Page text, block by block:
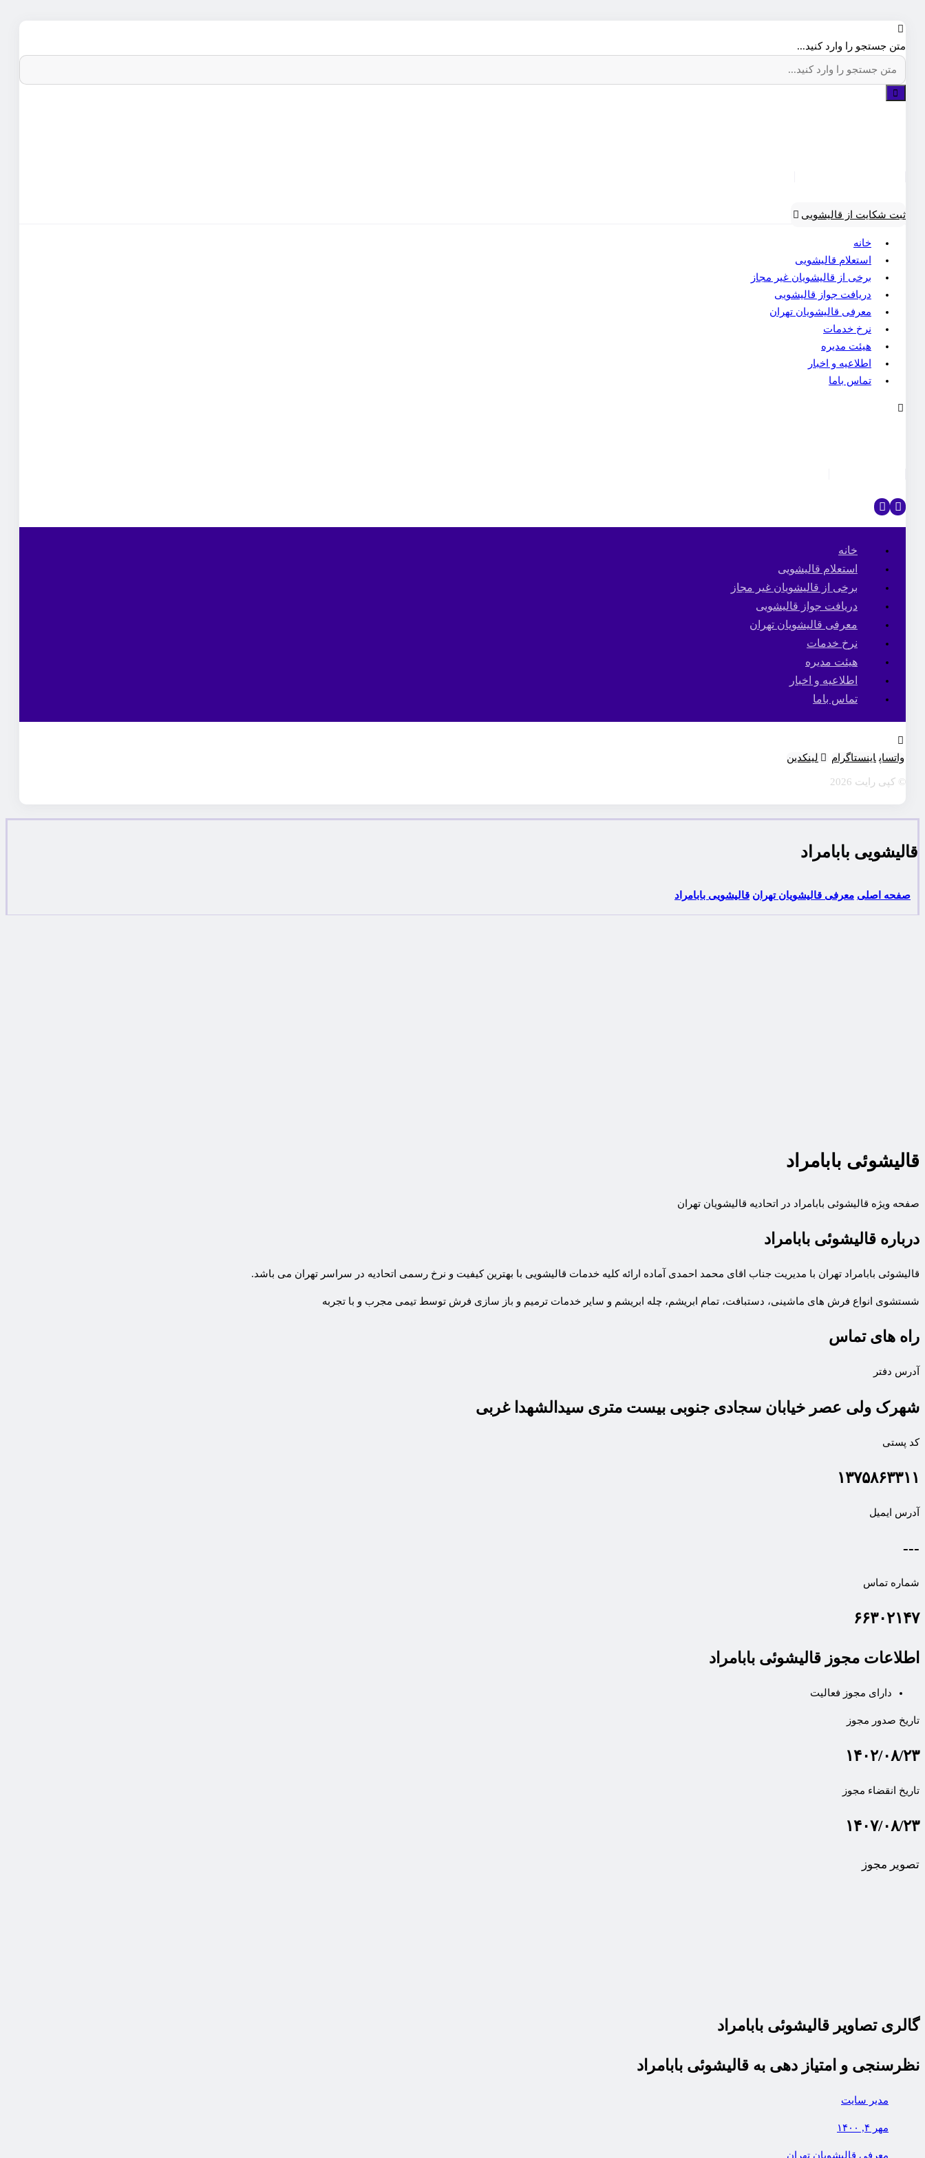
متن جستجو را وارد کنید...
ثبت شکایت از قالیشویی
خانه
استعلام قالیشویی
برخی از قالیشویان غیر مجاز
دریافت جواز قالیشویی
معرفی قالیشویان تهران
نرخ خدمات
هیئت مدیره
اطلاعیه و اخبار
تماس باما
خانه
استعلام قالیشویی
برخی از قالیشویان غیر مجاز
دریافت جواز قالیشویی
معرفی قالیشویان تهران
نرخ خدمات
هیئت مدیره
اطلاعیه و اخبار
تماس باما
واتساپ اینستاگرام لینکدین
© کپی رایت 2026
قالیشویی بابامراد
صفحه اصلی معرفی قالیشویان تهران قالیشویی بابامراد
قالیشوئی بابامراد
صفحه ویژه قالیشوئی بابامراد در اتحادیه قالیشویان تهران
درباره قالیشوئی بابامراد
قالیشوئی بابامراد تهران با مدیریت جناب اقای محمد احمدی آماده ارائه کلیه خدمات قالیشویی با بهترین کیفیت و نرخ رسمی اتحادیه در سراسر تهران می باشد.
شستشوی انواع فرش های ماشینی، دستبافت، تمام ابریشم، چله ابریشم و سایر خدمات ترمیم و باز سازی فرش توسط تیمی مجرب و با تجربه
راه های تماس
آدرس دفتر
شهرک ولی عصر خیابان سجادی جنوبی بیست متری سیدالشهدا غربی
کد پستی
۱۳۷۵۸۶۳۳۱۱
آدرس ایمیل
---
شماره تماس
۶۶۳۰۲۱۴۷
اطلاعات مجوز قالیشوئی بابامراد
دارای مجوز فعالیت
تاریخ صدور مجوز
۱۴۰۲/۰۸/۲۳
تاریخ انقضاء مجوز
۱۴۰۷/۰۸/۲۳
تصویر مجوز
گالری تصاویر قالیشوئی بابامراد
نظرسنجی و امتیاز دهی به قالیشوئی بابامراد
مدیر سایت
مهر ۴, ۱۴۰۰
معرفی قالیشویان تهران